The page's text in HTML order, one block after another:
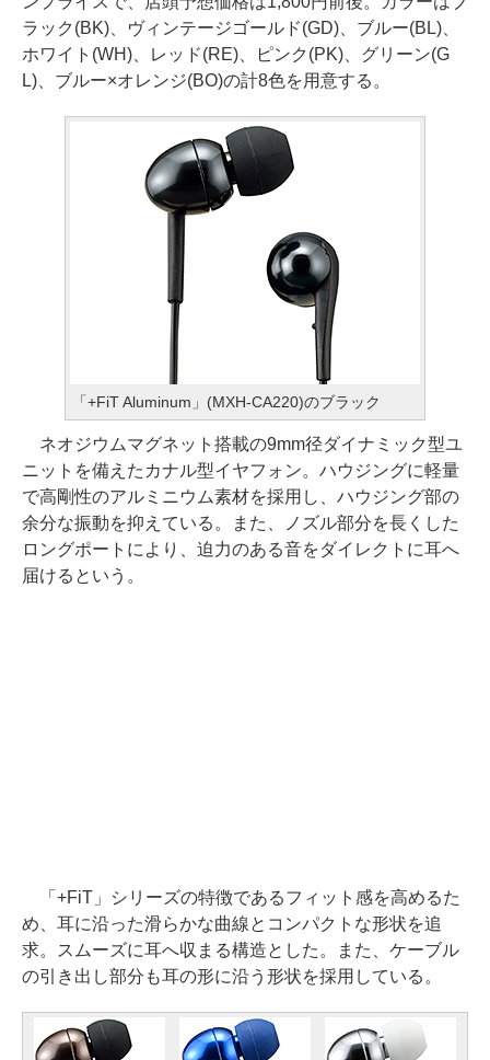
ラック(BK)、ヴィンテージゴールド(GD)、ブルー(BL)、
ホワイト(WH)、レッド(RE)、ピンク(PK)、グリーン(G
L)、ブルー×オレンジ(BO)の計8色を用意する。
「+FiT Aluminum」(MXH-CA220)のブラック
ネオジウムマグネット搭載の9mm径ダイナミック型ユ
ニットを備えたカナル型イヤフォン。ハウジングに軽量
で高剛性のアルミニウム素材を採用し、ハウジング部の
余分な振動を抑えている。また、ノズル部分を長くした
ロングポートにより、迫力のある音をダイレクトに耳へ
届けるという。
「+FiT」シリーズの特徴であるフィット感を高めるた
め、耳に沿った滑らかな曲線とコンパクトな形状を追
求。スムーズに耳へ収まる構造とした。また、ケーブル
の引き出し部分も耳の形に沿う形状を採用している。